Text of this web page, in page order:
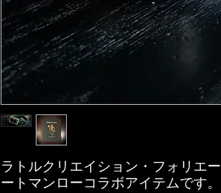
ラトルクリエイション・フォリエ
ートマンローコラボアイテムです。